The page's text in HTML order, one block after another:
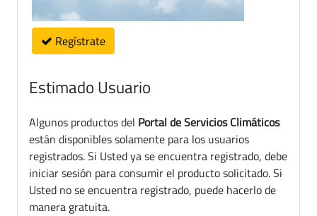
Regístrate
Estimado Usuario
Algunos productos del Portal de Servicios Climáticos
están disponibles solamente para los usuarios
registrados. Si Usted ya se encuentra registrado, debe
iniciar sesión para consumir el producto solicitado. Si
Usted no se encuentra registrado, puede hacerlo de
manera gratuita.